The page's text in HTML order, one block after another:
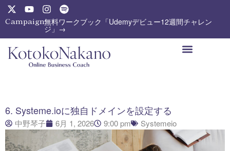
容
X
-
t
t
t
Y
o
u
b
e
I
n
s
t
g
r
a
S
p
o
t
f
y
Campaign:無料ワークブック「Udemyデビュー12週間チャレン
ジ」→
6. Systeme.ioに独自ドメインを設定する
中野琴子 6月 1, 2026 9:00 pm Systemeio